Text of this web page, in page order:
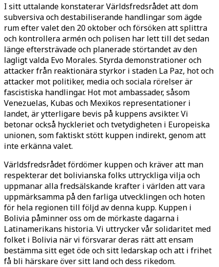
I sitt uttalande konstaterar Världsfredsrådet att dom
subversiva och destabiliserande handlingar som ägde
rum efter valet den 20 oktober och försöken att splittra
och kontrollera armén och polisen har lett till det sedan
länge eftersträvade och planerade störtandet av den
lagligt valda Evo Morales. Styrda demonstrationer och
attacker från reaktionära styrkor i staden La Paz, hot och
attacker mot politiker, media och sociala rörelser är
fascistiska handlingar. Hot mot ambassader, såsom
Venezuelas, Kubas och Mexikos representationer i
landet, är ytterligare bevis på kuppens avsikter. Vi
betonar också hyckleriet och tvetydigheten i Europeiska
unionen, som faktiskt stött kuppen indirekt, genom att
inte erkänna valet.
Världsfredsrådet fördömer kuppen och kräver att man
respekterar det bolivianska folks uttryckliga vilja och
uppmanar alla fredsälskande krafter i världen att vara
uppmärksamma på den farliga utvecklingen och hoten
för hela regionen till följd av denna kupp. Kuppen i
Bolivia påminner oss om de mörkaste dagarna i
Latinamerikans historia. Vi uttrycker vår solidaritet med
folket i Bolivia när vi försvarar deras rätt att ensam
bestämma sitt eget öde och sitt ledarskap och att i frihet
få bli härskare över sitt land och dess rikedom.